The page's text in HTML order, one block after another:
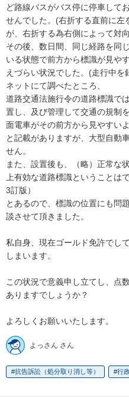
ど路線バスがバス停に停車して
せんでした。(右折する直前に左
が、右折する為右側によって対
その後、数日間、同じ経路を同
いる状態で前方から標識が見や
えづらい状況でした。(走行中を
ネットにて調べたところ、
道路交通法施行令の道路標識で
置し、及び管理して交通の規制
面電車がその前方から見やすい
と記載がありますが、大型自動
せん。
また、設置後も、（略）正常な
上有効な道路標識ということは
3訂版）
とあるので、標識の位置にも問
談させて頂きました。
私自身、現在ゴールド免許でし
しまいます。
この状況で意義申し立てし、点
ありますでしょうか？
よろしくお願いいたします。
よっさん さん
抗告訴訟（処分取り消し等） 行